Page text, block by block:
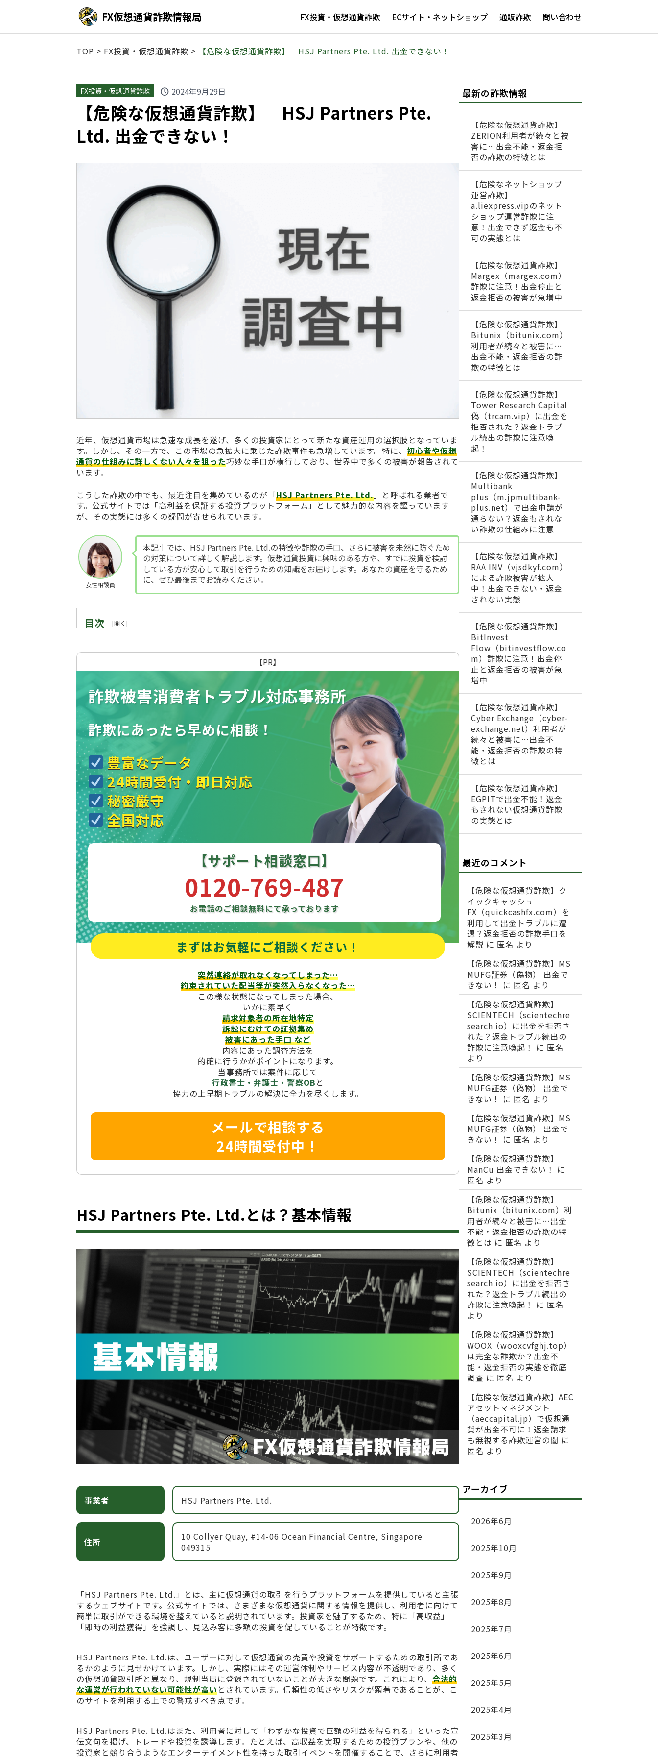
FX仮想通貨詐欺情報局 FX投資・仮想通貨詐欺 ECサイト・ネットショップ 通販詐欺 問い合わせ
TOP > FX投資・仮想通貨詐欺 > 【危険な仮想通貨詐欺】 HSJ Partners Pte. Ltd. 出金できない！
FX投資・仮想通貨詐欺 schedule 2024年9月29日
【危険な仮想通貨詐欺】 HSJ Partners Pte.
Ltd. 出金できない！
近年、仮想通貨市場は急速な成長を遂げ、多くの投資家にとって新たな資産運用の選択肢となっていま
す。しかし、その一方で、この市場の急拡大に乗じた詐欺事件も急増しています。特に、 初心者や仮想
通貨の仕組みに詳しくない人々を狙った巧妙な手口が横行しており、世界中で多くの被害が報告されて
います。
こうした詐欺の中でも、最近注目を集めているのが「HSJ Partners Pte. Ltd.」と呼ばれる業者で
す。公式サイトでは「高利益を保証する投資プラットフォーム」として魅力的な内容を謳っています
が、その実態には多くの疑問が寄せられています。
女性相談員
本記事では、HSJ Partners Pte. Ltd.の特徴や詐欺の手口、さらに被害を未然に防ぐため
の対策について詳しく解説します。仮想通貨投資に興味のある方や、すでに投資を検討
している方が安心して取引を行うための知識をお届けします。あなたの資産を守るため
に、ぜひ最後までお読みください。
目次
【PR】
詐欺被害消費者トラブル対応事務所
詐欺にあったら早めに相談！
豊富なデータ
24時間受付・即日対応
秘密厳守
全国対応
【サポート相談窓口】
0120-769-487
お電話のご相談無料にて承っております
まずはお気軽にご相談ください！
突然連絡が取れなくなってしまった…
約束されていた配当等が突然入らなくなった…
この様な状態になってしまった場合、
いかに素早く
請求対象者の所在地特定
訴訟にむけての証拠集め
被害にあった手口など
内容にあった調査方法を
的確に行うかがポイントになります。
当事務所では案件に応じて
行政書士・弁護士・警察OB と
協力の上早期トラブルの解決に全力を尽くします。
メールで相談する
24時間受付中！
HSJ Partners Pte. Ltd.とは？基本情報
事業者 HSJ Partners Pte. Ltd.
住所
10 Collyer Quay, #14-06 Ocean Financial Centre, Singapore
049315
「HSJ Partners Pte. Ltd.」とは、主に仮想通貨の取引を行うプラットフォームを提供していると主張
するウェブサイトです。公式サイトでは、さまざまな仮想通貨に関する情報を提供し、利用者に向けて
簡単に取引ができる環境を整えていると説明されています。投資家を魅了するため、特に「高収益」
「即時の利益獲得」を強調し、見込み客に多額の投資を促していることが特徴です。
HSJ Partners Pte. Ltd.は、ユーザーに対して仮想通貨の売買や投資をサポートするための取引所であ
るかのように見せかけています。しかし、実際にはその運営体制やサービス内容が不透明であり、多く
の仮想通貨取引所と異なり、規制当局に登録されていないことが大きな問題です。これにより、 合法的
な運営が行われていない可能性が高いとされています。信頼性の低さやリスクが顕著であることが、こ
のサイトを利用する上での警戒すべき点です。
HSJ Partners Pte. Ltd.はまた、利用者に対して「わずかな投資で巨額の利益を得られる」といった宣
伝文句を掲げ、トレードや投資を誘導します。たとえば、高収益を実現するための投資プランや、他の
投資家と競り合うようなエンターテイメント性を持った取引イベントを開催することで、さらに利用者
最新の詐欺情報
【危険な仮想通貨詐欺】
ZERION利用者が続々と被
害に…出金不能・返金拒
否の詐欺の特徴とは
【危険なネットショップ
運営詐欺】
a.liexpress.vipのネット
ショップ運営詐欺に注
意！出金できず返金も不
可の実態とは
【危険な仮想通貨詐欺】
Margex（margex.com）
詐欺に注意！出金停止と
返金拒否の被害が急増中
【危険な仮想通貨詐欺】
Bitunix（bitunix.com）
利用者が続々と被害に…
出金不能・返金拒否の詐
欺の特徴とは
【危険な仮想通貨詐欺】
Tower Research Capital
偽（trcam.vip）に出金を
拒否された？返金トラブ
ル続出の詐欺に注意喚
起！
【危険な仮想通貨詐欺】
Multibank
plus（m.jpmultibank-
plus.net）で出金申請が
通らない？返金もされな
い詐欺の仕組みに注意
【危険な仮想通貨詐欺】
RAA INV（vjsdkyf.com）
による詐欺被害が拡大
中！出金できない・返金
されない実態
【危険な仮想通貨詐欺】
BitInvest
Flow（bitinvestflow.co
m）詐欺に注意！出金停
止と返金拒否の被害が急
増中
【危険な仮想通貨詐欺】
Cyber Exchange（cyber-
exchange.net）利用者が
続々と被害に…出金不
能・返金拒否の詐欺の特
徴とは
【危険な仮想通貨詐欺】
EGPITで出金不能！返金
もされない仮想通貨詐欺
の実態とは
最近のコメント
【危険な仮想通貨詐欺】ク
イックキャッシュ
FX（quickcashfx.com）を
利用して出金トラブルに遭
遇？返金拒否の詐欺手口を
解説 に 匿名 より
【危険な仮想通貨詐欺】MS
MUFG証券（偽物） 出金で
きない！
に 匿名 より
【危険な仮想通貨詐欺】
SCIENTECH（scientechre
search.io）に出金を拒否さ
れた？返金トラブル続出の
詐欺に注意喚起！
に 匿名
より
【危険な仮想通貨詐欺】MS
MUFG証券（偽物） 出金で
きない！
に 匿名 より
【危険な仮想通貨詐欺】MS
MUFG証券（偽物） 出金で
きない！
に 匿名 より
【危険な仮想通貨詐欺】
ManCu 出金できない！
に
匿名 より
【危険な仮想通貨詐欺】
Bitunix（bitunix.com）利
用者が続々と被害に…出金
不能・返金拒否の詐欺の特
徴とは に 匿名 より
【危険な仮想通貨詐欺】
SCIENTECH（scientechre
search.io）に出金を拒否さ
れた？返金トラブル続出の
詐欺に注意喚起！
に 匿名
より
【危険な仮想通貨詐欺】
WOOX（wooxcvfghj.top）
は完全な詐欺か？出金不
能・返金拒否の実態を徹底
調査 に 匿名 より
【危険な仮想通貨詐欺】AEC
アセットマネジメント
（aeccapital.jp）で仮想通
貨が出金不可に！返金請求
も無視する詐欺運営の闇 に
匿名 より
アーカイブ
2026年6月
2025年10月
2025年9月
2025年8月
2025年7月
2025年6月
2025年5月
2025年4月
2025年3月